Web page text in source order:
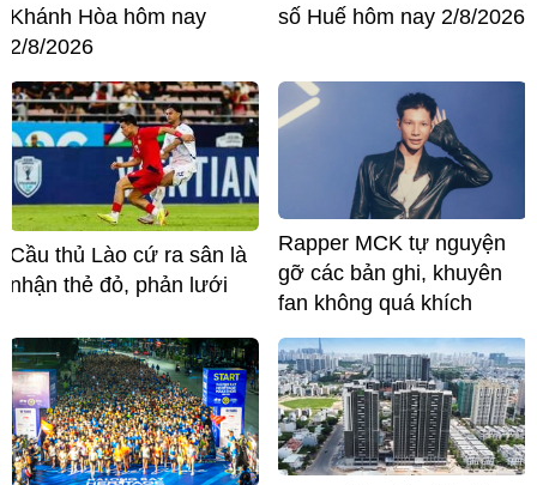
Khánh Hòa hôm nay
2/8/2026
số Huế hôm nay 2/8/2026
Cầu thủ Lào cứ ra sân là
nhận thẻ đỏ, phản lưới
Rapper MCK tự nguyện
gỡ các bản ghi, khuyên
fan không quá khích